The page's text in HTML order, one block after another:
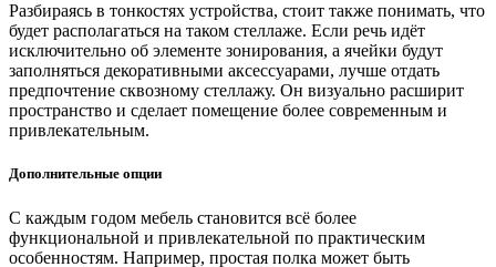
Разбираясь в тонкостях устройства, стоит также понимать, что
будет располагаться на таком стеллаже. Если речь идёт
исключительно об элементе зонирования, а ячейки будут
заполняться декоративными аксессуарами, лучше отдать
предпочтение сквозному стеллажу. Он визуально расширит
пространство и сделает помещение более современным и
привлекательным.
Дополнительные опции
С каждым годом мебель становится всё более
функциональной и привлекательной по практическим
особенностям. Например, простая полка может быть